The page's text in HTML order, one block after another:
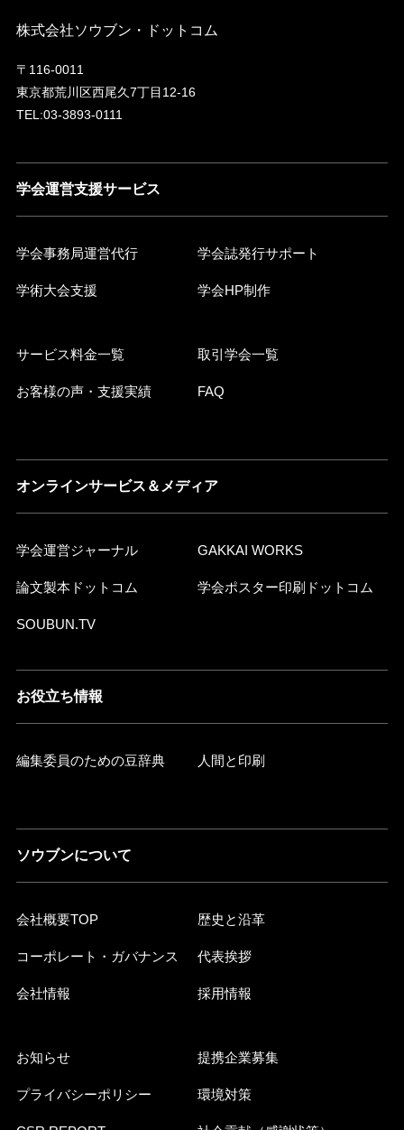
株式会社ソウブン・ドットコム
〒116-0011
東京都荒川区西尾久7丁目12-16
TEL:03-3893-0111
学会運営支援サービス
学会事務局運営代行 学会誌発行サポート
学術大会支援 学会HP制作
サービス料金一覧 取引学会一覧
お客様の声・支援実績 FAQ
オンラインサービス＆メディア
学会運営ジャーナル GAKKAI WORKS
論文製本ドットコム 学会ポスター印刷ドットコム
SOUBUN.TV
お役立ち情報
編集委員のための豆辞典 人間と印刷
ソウブンについて
会社概要TOP 歴史と沿革
コーポレート・ガバナンス 代表挨拶
会社情報 採用情報
お知らせ 提携企業募集
プライバシーポリシー 環境対策